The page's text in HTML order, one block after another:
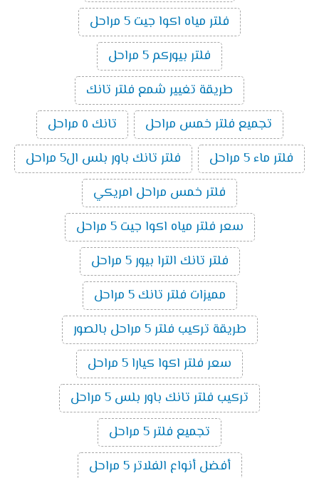
فلتر مياه اكوا جيت 5 مراحل
فلتر بيوركم 5 مراحل
طريقة تغيير شمع فلتر تانك
تجميع فلتر خمس مراحل
تانك ٥ مراحل
فلتر ماء 5 مراحل
فلتر تانك باور بلس ال5 مراحل
فلتر خمس مراحل امريكي
سعر فلتر مياه اكوا جيت 5 مراحل
فلتر تانك الترا بيور 5 مراحل
مميزات فلتر تانك 5 مراحل
طريقة تركيب فلتر 5 مراحل بالصور
سعر فلتر اكوا كيارا 5 مراحل
تركيب فلتر تانك باور بلس 5 مراحل
تجميع فلتر 5 مراحل
أفضل أنواع الفلاتر 5 مراحل